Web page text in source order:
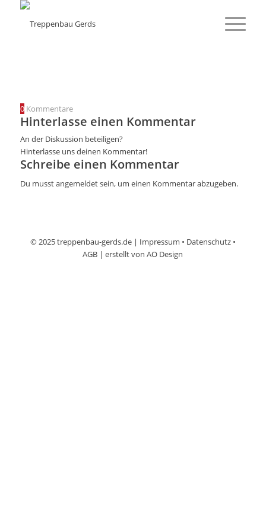
0 Kommentare
Hinterlasse einen Kommentar
An der Diskussion beteiligen?
Hinterlasse uns deinen Kommentar!
Schreibe einen Kommentar
Du musstangemeldetsein, um einen Kommentar abzugeben.
© 2025 treppenbau-gerds.de | Impressum • Datenschutz•
AGB | erstellt vonAO Design